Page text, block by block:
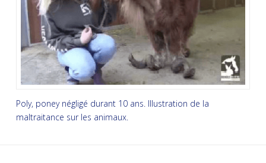
Poly, poney négligé durant 10 ans. Illustration de la
maltraitance sur les animaux.